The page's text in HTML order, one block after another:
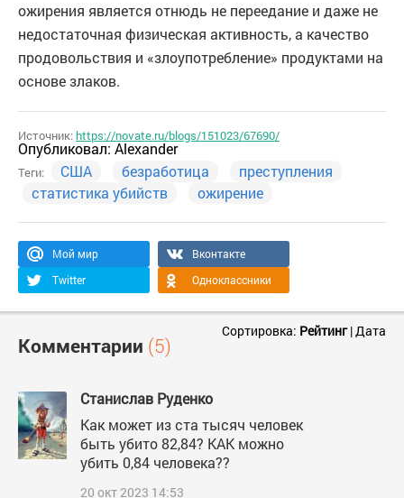
ожирения является отнюдь не переедание и даже не
недостаточная физическая активность, а качество
продовольствия и «злоупотребление» продуктами на
основе злаков.
Источник: https://novate.ru/blogs/151023/67690/
Опубликовал: Alexander
Теги: США безработица
преступления
статистика убийств
ожирение
Мой мир
Вконтакте
Twitter
Одноклассники
Комментарии (5)
Сортировка: Рейтинг|Дата
Станислав Руденко
Как может из ста тысяч человек
быть убито 82,84? КАК можно
убить 0,84 человека??
20 окт 2023 14:53